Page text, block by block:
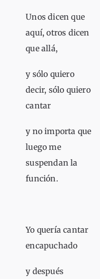
Unos dicen que
aquí, otros dicen
que allá,
y sólo quiero
decir, sólo quiero
cantar
y no importa que
luego me
suspendan la
función.
Yo quería cantar
encapuchado
y después